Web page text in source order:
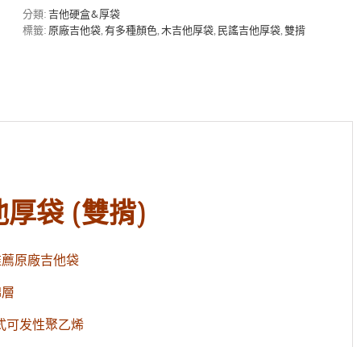
吉
他
數
分類:吉他硬盒&厚袋
標籤: 原廠吉他袋,有多種顏色,木吉他厚袋, 民謠吉他厚袋,雙揹
袋 (雙揹)
原廠吉他袋
可发性聚乙烯